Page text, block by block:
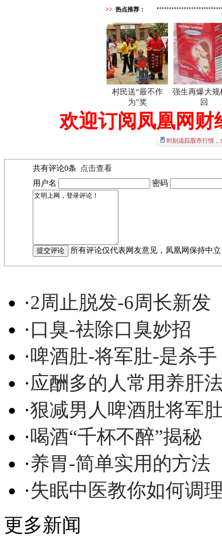
>> 热点推荐：
村民送“最不作
为”奖
强生再爆大规
回
欢迎订阅凤凰网财
时刻追踪股市行情
共有评论0条
点击查看
用户名
密码
所有评论仅代表网友意见，凤凰网保持中
·2周止脱发-6周长新发
·口臭-祛除口臭妙招
·啤酒肚-将军肚-是杀手
·应酬多的人常用养肝
·狠减男人啤酒肚将军
·喝酒“千杯不醉”揭秘
·养胃-简单实用的方法
·失眠中医教你如何调
更多新闻